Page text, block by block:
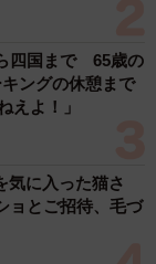
四国まで 65歳の
ングの休憩まで
えよ！」
気に入った猫さ
ョとご招待、毛づ